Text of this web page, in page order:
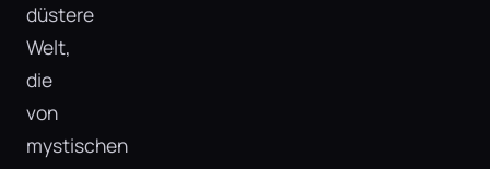
düstere
Welt,
die
von
mystischen